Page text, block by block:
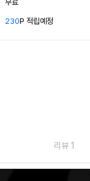
무료
230P 적립예정
리뷰 1